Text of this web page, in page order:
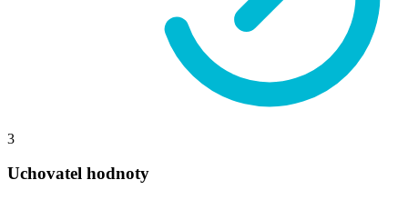
3
Uchovatel hodnoty